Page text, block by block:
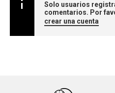
Solo usuarios
comentarios. Por
crear una cuenta